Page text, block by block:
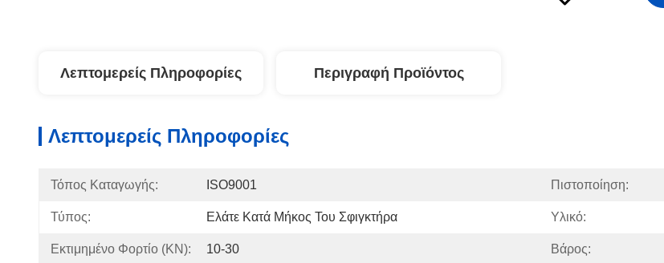
Λεπτομερείς Πληροφορίες Περιγραφή Προϊόντος
Λεπτομερείς Πληροφορίες
Τόπος Καταγωγής: ISO9001 Πιστοποίηση:
Τύπος: Ελάτε Κατά Μήκος Του Σφιγκτήρα Υλικό:
Εκτιμημένο Φορτίο (kN): 10-30 Βάρος: